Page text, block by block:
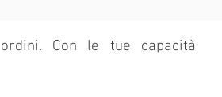
Con le tue capacità